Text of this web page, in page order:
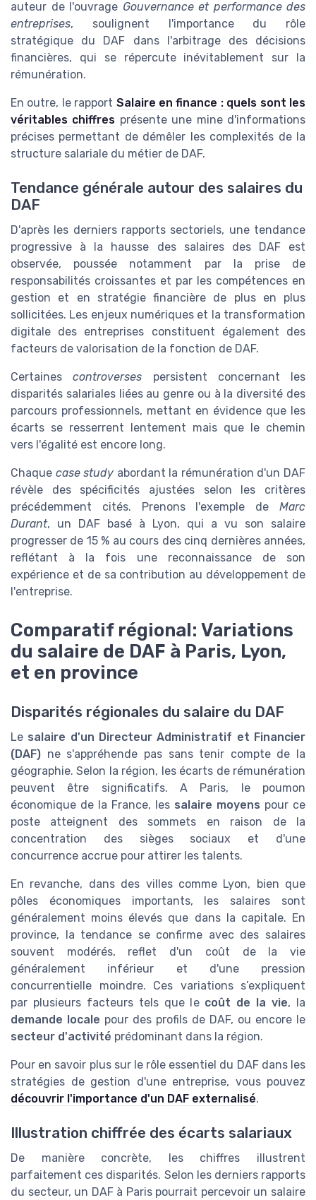
auteur de l'ouvrage Gouvernance et performance des
entreprises, soulignent l'importance du rôle
stratégique du DAF dans l'arbitrage des décisions
financières, qui se répercute inévitablement sur la
rémunération.
En outre, le rapport Salaire en finance : quels sont les
véritables chiffres présente une mine d'informations
précises permettant de démêler les complexités de la
structure salariale du métier de DAF.
Tendance générale autour des salaires du
DAF
D'après les derniers rapports sectoriels, une tendance
progressive à la hausse des salaires des DAF est
observée, poussée notamment par la prise de
responsabilités croissantes et par les compétences en
gestion et en stratégie financière de plus en plus
sollicitées. Les enjeux numériques et la transformation
digitale des entreprises constituent également des
facteurs de valorisation de la fonction de DAF.
Certainescontroverses persistent concernant les
disparités salariales liées au genre ou à la diversité des
parcours professionnels, mettant en évidence que les
écarts se resserrent lentement mais que le chemin
vers l'égalité est encore long.
Chaque case study abordant la rémunération d'un DAF
révèle des spécificités ajustées selon les critères
précédemment cités. Prenons l'exemple de Marc
Durant, un DAF basé à Lyon, qui a vu son salaire
progresser de 15 % au cours des cinq dernières années,
reflétant à la fois une reconnaissance de son
expérience et de sa contribution au développement de
l'entreprise.
Comparatif régional: Variations
du salaire de DAF à Paris, Lyon,
et en province
Disparités régionales du salaire du DAF
Le salaire d'un Directeur Administratif et Financier
(DAF) ne s'appréhende pas sans tenir compte de la
géographie. Selon la région, les écarts de rémunération
peuvent être significatifs. A Paris, le poumon
économique de la France, les salaire moyens pour ce
poste atteignent des sommets en raison de la
concentration des sièges sociaux et d'une
concurrence accrue pour attirer les talents.
En revanche, dans des villes comme Lyon, bien que
pôles économiques importants, les salaires sont
généralement moins élevés que dans la capitale. En
province, la tendance se confirme avec des salaires
souvent modérés, reflet d'un coût de la vie
généralement inférieur et d'une pression
concurrentielle moindre. Ces variations s’expliquent
par plusieurs facteurs tels que le coût de la vie, la
demande locale pour des profils de DAF, ou encore le
secteur d'activité prédominant dans la région.
Pour en savoir plus sur le rôle essentiel du DAF dans les
stratégies de gestion d'une entreprise, vous pouvez
découvrir l'importance d'un DAF externalisé.
Illustration chiffrée des écarts salariaux
De manière concrète, les chiffres illustrent
parfaitement ces disparités. Selon les derniers rapports
du secteur, un DAF à Paris pourrait percevoir un salaire